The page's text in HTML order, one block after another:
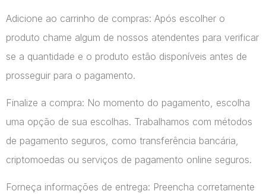
Adicione ao carrinho de compras: Após escolher o
produto chame algum de nossos atendentes para verificar
se a quantidade e o produto estão disponíveis antes de
prosseguir para o pagamento.
Finalize a compra: No momento do pagamento, escolha
uma opção de sua escolhas. Trabalhamos com métodos
de pagamento seguros, como transferência bancária,
criptomoedas ou serviços de pagamento online seguros.
Forneça informações de entrega: Preencha corretamente